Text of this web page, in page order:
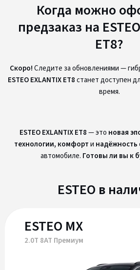
Когда можно
предзаказ на
ET8?
Скоро!Следите за обновлениями —
ESTEO EXLANTIX ET8станет доступен
время.
ESTEO EXLANTIX ET8— это новая
технологии, комфорти надёжность
автомобиле. Готовы ли вы к
ESTEO в
ESTEO MX
2.0T 8AT Премиум